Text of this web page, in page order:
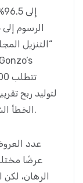
الخطأ الشائع للضغط على الزر الخاطئ بعد كل فوز.
الرهان،